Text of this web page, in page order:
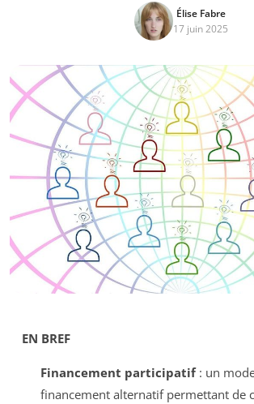
Élise Fabre
17 juin 2025
EN BREF
Financement participatif: un
financement alternatif permettant de